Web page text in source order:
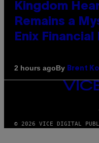
Kingdom
Remains a
Enix
2 hours agoBy Brent
VICE
MEDIA
© 2026 VICE DIGITAL